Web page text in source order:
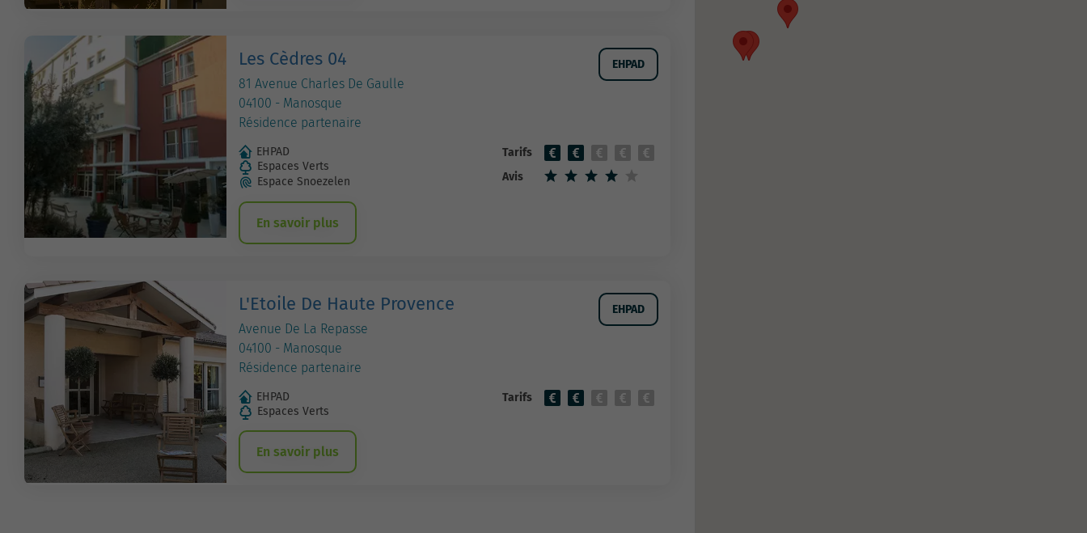
Les Cèdres 04
81 Avenue Charles De Gaulle
04100 - Manosque
Résidence partenaire
EHPAD
EHPAD
Espaces Verts
Espace Snoezelen
Tarifs
Avis
En savoir plus
L'Etoile De Haute Provence
Avenue De La Repasse
04100 - Manosque
Résidence partenaire
EHPAD
EHPAD
Espaces Verts
Tarifs
En savoir plus